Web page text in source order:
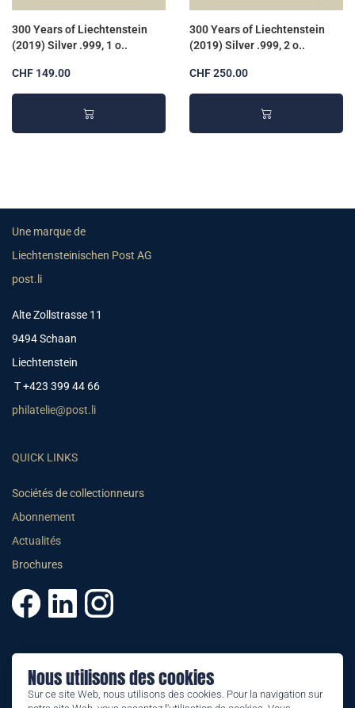
Nous utilisons des cookies
Sur ce site Web, nous utilisons des cookies. Pour la navigation sur
300 Years of Liechtenstein
(2019) Silver .999, 1 o..
CHF 149.00
300 Years of Liechtenstein
(2019) Silver .999, 2 o..
CHF 250.00
Une marque de
Liechtensteinischen Post AG
post.li
Alte Zollstrasse 11
9494 Schaan
Liechtenstein
T +423 399 44 66
philatelie@post.li
QUICK LINKS
Sociétés de collectionneurs
Abonnement
Actualités
Brochures
© 2025 PHILATELIE LIECHTENSTEIN
CGV